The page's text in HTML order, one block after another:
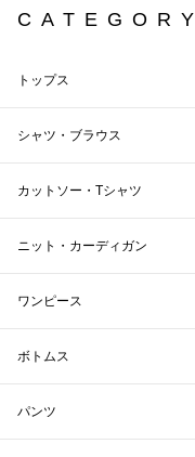
CATEGORY
トップス
シャツ・ブラウス
カットソー・Tシャツ
ニット・カーディガン
ワンピース
ボトムス
パンツ